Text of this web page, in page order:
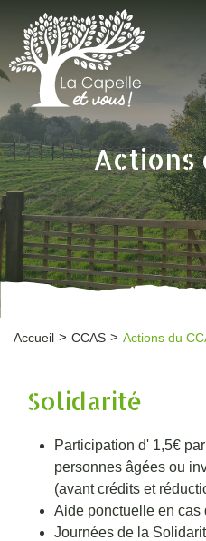
Actions
Accueil CCAS Actions du
Solidarité
Participation d' 1,5€
personnes âgées ou
(avant crédits et
Aide ponctuelle en cas
Journées de la